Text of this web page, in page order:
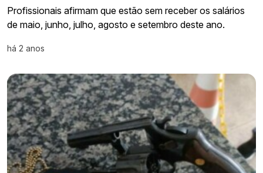
Profissionais afirmam que estão sem receber os salários
de maio, junho, julho, agosto e setembro deste ano.
há 2 anos